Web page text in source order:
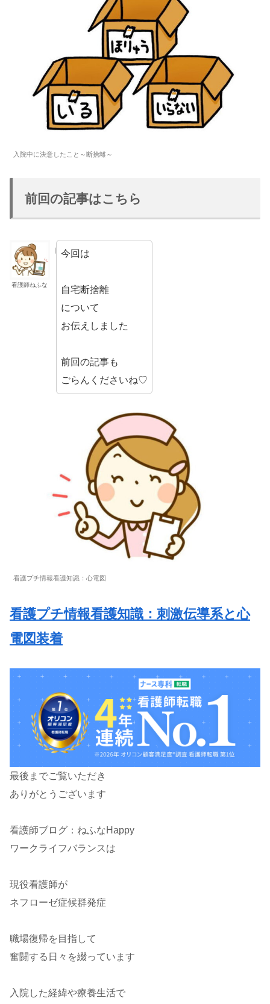
入院中に決意したこと～断捨離～
前回の記事はこちら
看護師ねふな
今回は
自宅断捨離
について
お伝えしました
前回の記事も
ごらんくださいね♡
看護プチ情報看護知識：心電図
看護プチ情報看護知識：刺激伝導系と心
電図装着
最後までご覧いただき
ありがとうございます
看護師ブログ：ねふなHappy
ワークライフバランスは
現役看護師が
ネフローゼ症候群発症
職場復帰を目指して
奮闘する日々を綴っています
入院した経緯や療養生活で